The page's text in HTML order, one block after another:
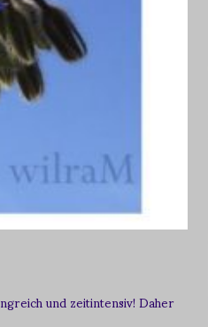
und zeitintensiv! Daher